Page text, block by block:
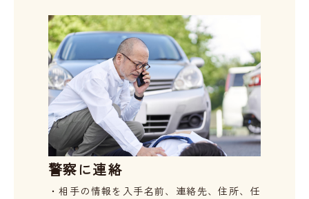
警察に連絡
・相手の情報を入手名前、連絡先、住所、任